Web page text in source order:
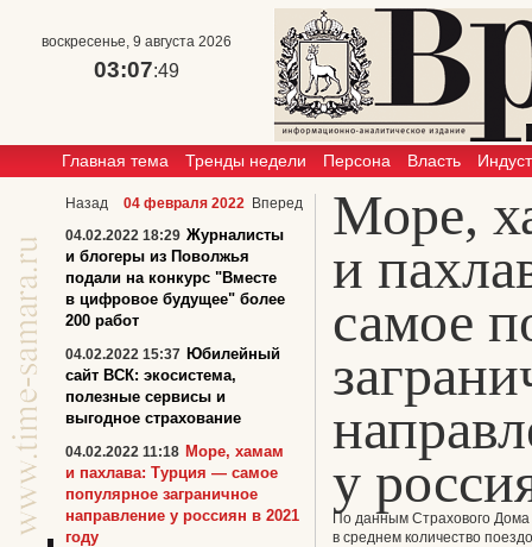
воскресенье, 9 августа 2026
03:07:49
Главная тема Тренды недели Персона Власть
Море,
и
самое
у
По данным Страхового
в среднем количество
Назад 04 февраля 2022 Вперед
04.02.2022 18:29 Журналисты
и блогеры из Поволжья
подали на конкурс "Вместе
в цифровое будущее" более
200 работ
04.02.2022 15:37 Юбилейный
сайт ВСК: экосистема,
полезные сервисы и
выгодное страхование
04.02.2022 11:18 Море, хамам
и пахлава: Турция — самое
популярное заграничное
направление у россиян в 2021
году